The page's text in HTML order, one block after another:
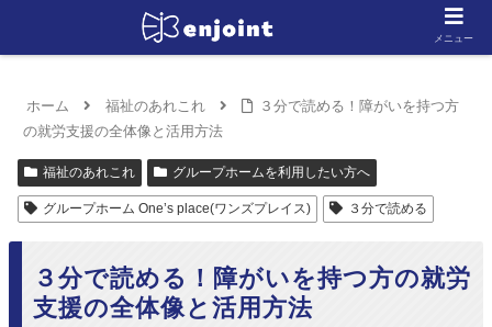
ホーム 福祉のあれこれ
３分で読める！障がいを持つ方
の就労支援の全体像と活用方法
福祉のあれこれ グループホームを利用したい方へ
グループホーム One’s place(ワンズプレイス) ３分で読める
３分で読める！障がいを持つ方の就労
支援の全体像と活用方法
メニュー